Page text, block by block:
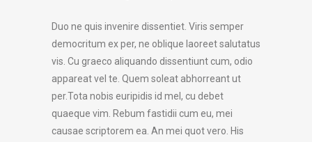
Duo ne quis invenire dissentiet. Viris semper
democritum ex per, ne oblique laoreet salutatus
vis. Cu graeco aliquando dissentiunt cum, odio
appareat vel te. Quem soleat abhorreant ut
per.Tota nobis euripidis id mel, cu debet
quaeque vim. Rebum fastidii cum eu, mei
causae scriptorem ea. An mei quot vero. His